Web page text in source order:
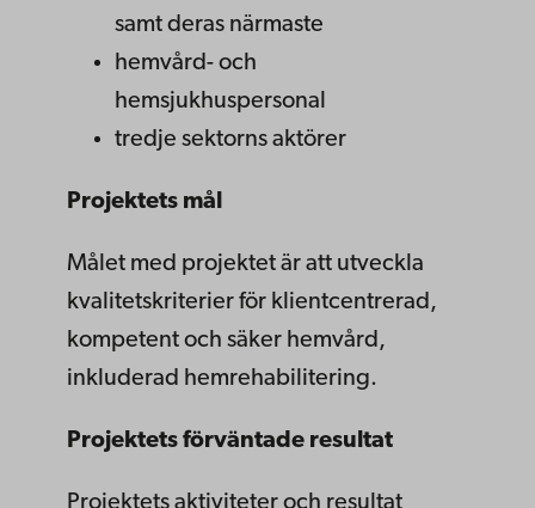
samt deras närmaste
hemvård- och
hemsjukhuspersonal
tredje sektorns aktörer
Projektets mål
Målet med projektet är att utveckla
kvalitetskriterier för klientcentrerad,
kompetent och säker hemvård,
inkluderad hemrehabilitering.
Projektets förväntade resultat
Projektets aktiviteter och resultat